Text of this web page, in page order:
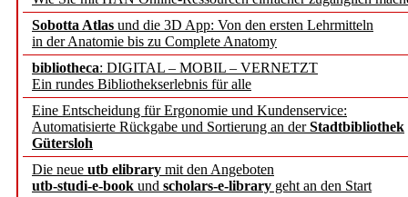
Sobotta Atlas und die 3D App: Von den ersten Lehrmitteln
in der Anatomie bis zu Complete Anatomy
bibliotheca: DIGITAL – MOBIL – VERNETZT
Ein rundes Bibliothekserlebnis für alle
Eine Entscheidung für Ergonomie und Kundenservice:
Automatisierte Rückgabe und Sortierung an derStadtbibliothek
Gütersloh
Die neue utb elibrary mit den Angeboten
utb-studi-e-book und scholars-e-library geht an den Start
Francke Attempto
EBSCO Information
Recherchefunktionen in
Sorbisches Institut neu
Geschichte und